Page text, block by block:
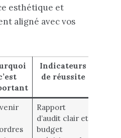
esthétique et
aligné avec vos
Indicateurs
de réussite
Rapport
d’audit clair et
budget